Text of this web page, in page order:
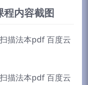
程内容截图